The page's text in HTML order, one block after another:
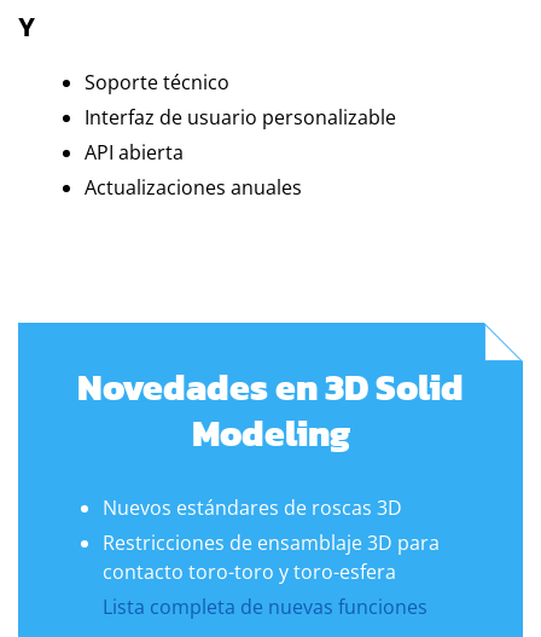
Y
Soporte técnico
Interfaz de usuario personalizable
API abierta
Actualizaciones anuales
Novedades en 3D Solid
Modeling
Nuevos estándares de roscas 3D
Restricciones de ensamblaje 3D para
contacto toro-toro y toro-esfera
Lista completa de nuevas funciones